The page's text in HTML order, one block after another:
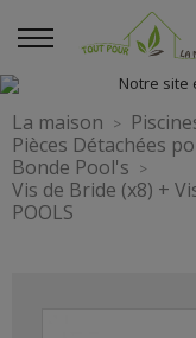
La maison
Pièces Détachées
Bonde Pool's
Vis de Bride (x8) +
POOLS